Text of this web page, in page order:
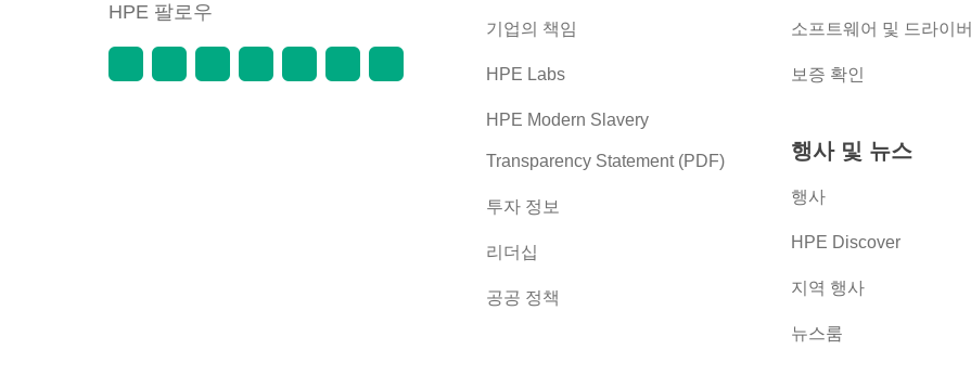
HPE 팔로우
기업의 책임
HPE Labs
HPE Modern Slavery
Transparency Statement (PDF)
투자 정보
리더십
공공 정책
소프트웨어 및 드라이버
보증 확인
행사 및 뉴스
행사
HPE Discover
지역 행사
뉴스룸